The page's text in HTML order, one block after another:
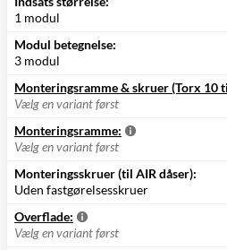
1 modul
Modul betegnelse:
3 modul
Monteringsramme & skruer (Torx 10
Vælg en variant først
Monteringsramme:
Vælg en variant først
Monteringsskruer (til AIR dåser):
Uden fastgørelsesskruer
Overflade:
Vælg en variant først